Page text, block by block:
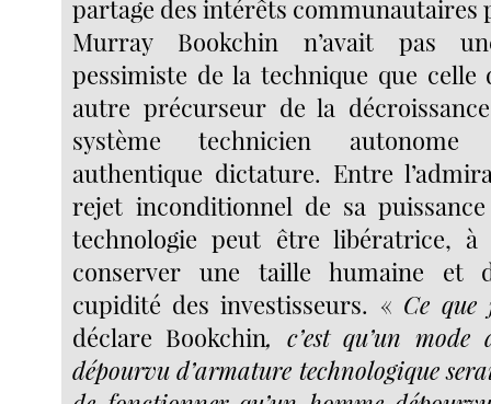
partage des intérêts communautaires
Murray Bookchin n’avait pas
pessimiste de la technique que celle
autre précurseur de la
système technicien
authentique dictature. Entre
rejet inconditionnel de sa
technologie peut être libératrice,
conserver une taille humaine et
cupidité des investisseurs. « Ce
déclare Bookchin, c’est qu’un
dépourvu d’armature technologique